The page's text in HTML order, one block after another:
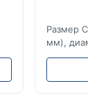
Размер
мм),
(15–20 мм)
ANSI